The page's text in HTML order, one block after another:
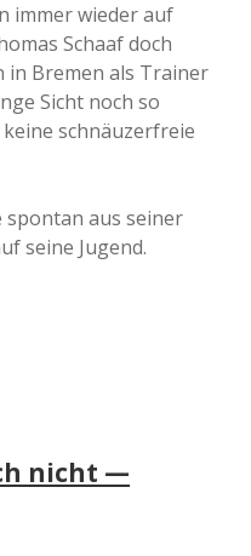
immer wieder auf
Schaaf doch
in Bremen als Trainer
Sicht noch so
schnäuzerfreie
spontan aus seiner
seine Jugend.
nicht —